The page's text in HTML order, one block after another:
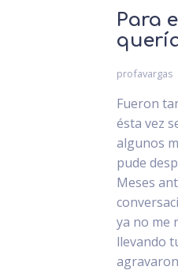
Para
profavargas
Fueron
ésta vez
algunos
pude
Meses
ya no me
llevando